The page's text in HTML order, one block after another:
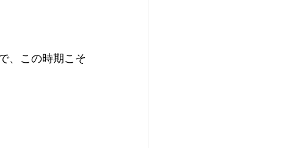
、この時期こそ